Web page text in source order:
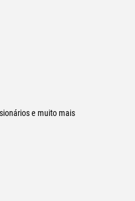
e muito mais